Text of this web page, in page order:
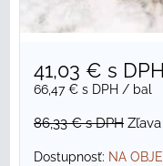
41,03 € s DPH
66,47 € s DPH / bal
86,33 €s DPH Zľava
Dostupnosť: NA